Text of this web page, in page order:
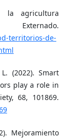
la agricultura
territorios-de-
(2022). Smart
play a role in
68, 101869.
Mejoramiento